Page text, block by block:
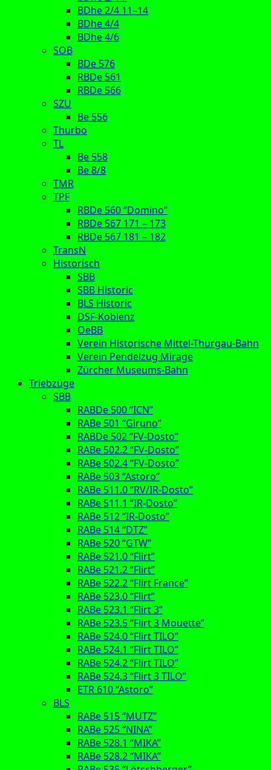
BDhe 2/4 11–14
BDhe 4/4
BDhe 4/6
SOB
BDe 576
RBDe 561
RBDe 566
SZU
Be 556
Thurbo
TL
Be 558
Be 8/8
TMR
TPF
RBDe 560 “Domino”
RBDe 567 171 – 173
RBDe 567 181 – 182
TransN
Historisch
SBB
SBB Historic
BLS Historic
DSF-Koblenz
OeBB
Verein Historische Mittel-Thurgau-Bahn
Verein Pendelzug Mirage
Zürcher Museums-Bahn
Triebzüge
SBB
RABDe 500 “ICN”
RABe 501 “Giruno”
RABDe 502 “FV-Dosto”
RABe 502.2 “FV-Dosto”
RABe 502.4 “FV-Dosto”
RABe 503 “Astoro”
RABe 511.0 “RV/IR-Dosto”
RABe 511.1 “IR-Dosto”
RABe 512 “IR-Dosto”
RABe 514 “DTZ”
RABe 520 “GTW”
RABe 521.0 “Flirt”
RABe 521.2 “Flirt”
RABe 522.2 “Flirt France”
RABe 523.0 “Flirt”
RABe 523.1 “Flirt 3”
RABe 523.5 “Flirt 3 Mouette”
RABe 524.0 “Flirt TILO”
RABe 524.1 “Flirt TILO”
RABe 524.2 “Flirt TILO”
RABe 524.3 “Flirt 3 TILO”
ETR 610 “Astoro”
BLS
RABe 515 “MUTZ”
RABe 525 “NINA”
RABe 528.1 “MIKA”
RABe 528.2 “MIKA”